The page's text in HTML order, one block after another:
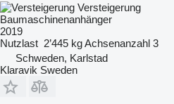
Versteigerung
Baumaschinenanhänger
2019
Nutzlast 2’445 kgAchsenanzahl 3
Schweden, Karlstad
Klaravik Sweden